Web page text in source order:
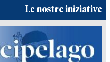
Le nostre iniziative